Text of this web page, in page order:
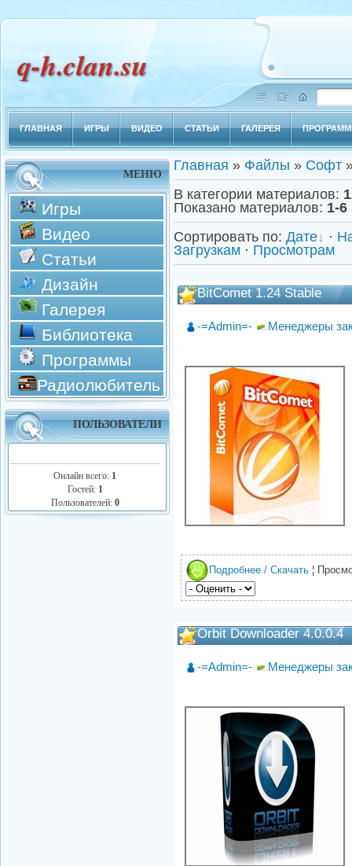
q-h.clan.su
ГЛАВНАЯ ИГРЫ ВИДЕО СТАТЬИ ГАЛЕРЕЯ
МЕНЮ
Игры
Видео
Статьи
Дизайн
Галерея
Библиотека
Программы
Радиолюбитель
ПОЛЬЗОВАТЕЛИ
Онлайн всего: 1
Гостей: 1
Пользователей: 0
Главная » Файлы » Софт
В категории материалов:
Показано материалов: 1-6
Сортировать по: Дате ·
Загрузкам · Просмотрам
BitComet 1.24 Stable
-=Admin=- Менеджеры
Подробнее / Скачать ¦
Orbit Downloader 4.0.0.4
-=Admin=- Менеджеры